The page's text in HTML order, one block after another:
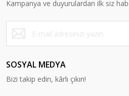
Kampanya ve duyurulardan ilk siz
SOSYAL MEDYA
Bizi takip edin, kârlı çıkın!